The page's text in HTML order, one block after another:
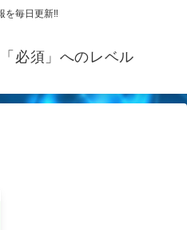
を毎日更新‼
必須」へのレベル